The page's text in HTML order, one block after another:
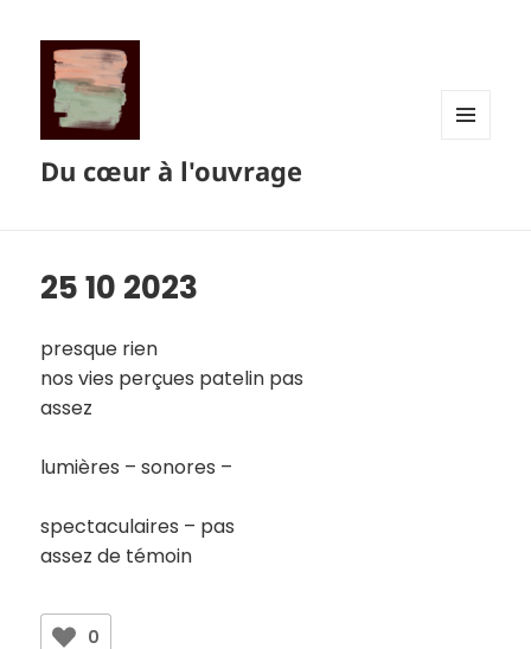
Du cœur à l'ouvrage
25 10 2023
presque rien
nos vies perçues patelin pas
assez
lumières – sonores –
spectaculaires – pas
assez de témoin
0